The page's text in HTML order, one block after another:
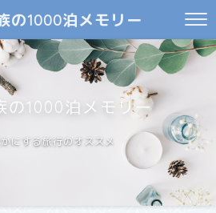
の1000泊メモリー
の1000泊メモリー
にする旅行のオススメ